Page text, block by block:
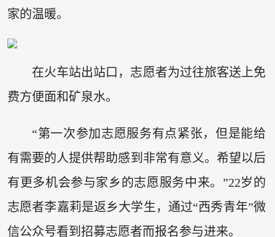
家的温暖。
在火车站出站口，志愿者为过往旅客送上免
费方便面和矿泉水。
“第一次参加志愿服务有点紧张，但是能给
有需要的人提供帮助感到非常有意义。希望以后
有更多机会参与家乡的志愿服务中来。”22岁的
志愿者李嘉莉是返乡大学生，通过“西秀青年”微
信公众号看到招募志愿者而报名参与进来。